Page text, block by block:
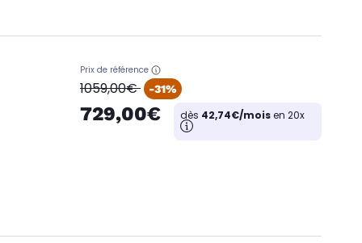
Prix de référence
oldPrice
1059,00€ -31%
729,00€ dès 42,74€/moisen 20x